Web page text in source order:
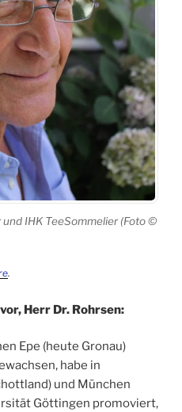
IHK TeeSommelier (Foto ©
.
Herr Dr. Rohrsen:
Epe (heute Gronau)
habe in
und München
Göttingen promoviert,